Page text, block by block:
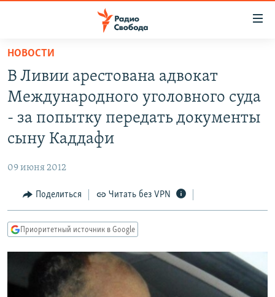
упрощенного
доступа
Вернуться
основному
содержанию
Вернутся
навигации
Вернутся
АВТОРСКИЕ ПРОЕКТЫ
ЦИТАТЫ СВОБОДЫ
IDEL.РЕАЛИИ
КАВКАЗ.РЕАЛИИ
СИБИРЬ.РЕАЛИИ
РАСПИСАНИЕ ВЕЩАНИЯ
НОВОСТИ
В Ливии арестована адвокат
Международного уголовного суда
- за попытку передать документы
сыну Каддафи
09 июня 2012
Поделиться Читать без VPN
Приоритетный источник в Google